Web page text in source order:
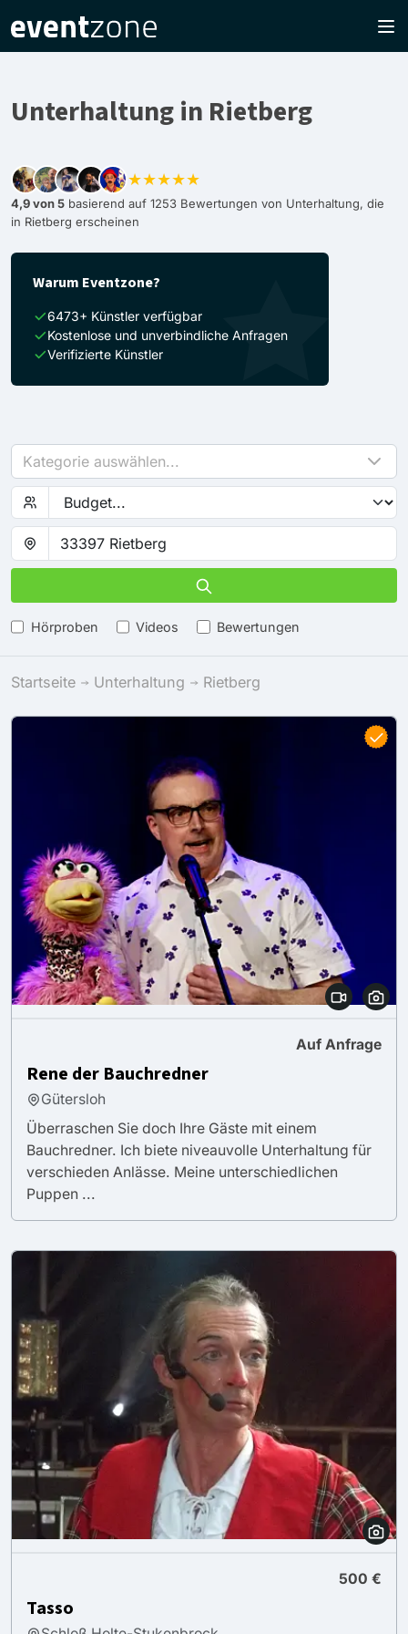
Unterhaltung in Rietberg
★★★★★
4,9 von 5 basierend auf 1253 Bewertungen von Unterhaltung, die
in Rietberg erscheinen
Warum Eventzone?
6473+ Künstler verfügbar
Kostenlose und unverbindliche Anfragen
Verifizierte Künstler
Kategorie auswählen...
Hörproben Videos Bewertungen
Startseite Unterhaltung Rietberg
Auf Anfrage
Rene der Bauchredner
Gütersloh
Überraschen Sie doch Ihre Gäste mit einem
Bauchredner. Ich biete niveauvolle Unterhaltung für
verschieden Anlässe. Meine unterschiedlichen
Puppen ...
500 €
Tasso